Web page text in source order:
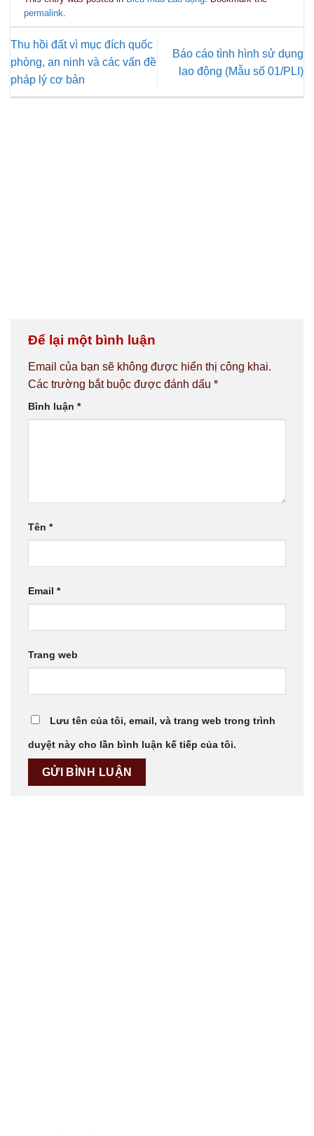
permalink.
Thu hồi đất vì mục đích quốc
phòng, an ninh và các vấn đề
pháp lý cơ bản
Báo cáo tình hình sử dụng
lao động (Mẫu số 01/PLI)
Để lại một bình luận
Email của bạn sẽ không được hiển thị công khai.
Các trường bắt buộc được đánh dấu *
Bình luận *
Tên *
Email *
Trang web
Lưu tên của tôi, email, và trang web trong trình
duyệt này cho lần bình luận kế tiếp của tôi.